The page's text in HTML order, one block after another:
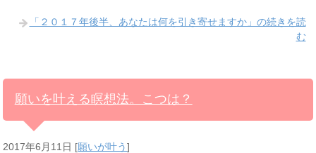
「２０１７年後半、あなたは何を引き寄せますか」の続きを読
む
願いを叶える瞑想法。こつは？
2017年6月11日 [願いが叶う]